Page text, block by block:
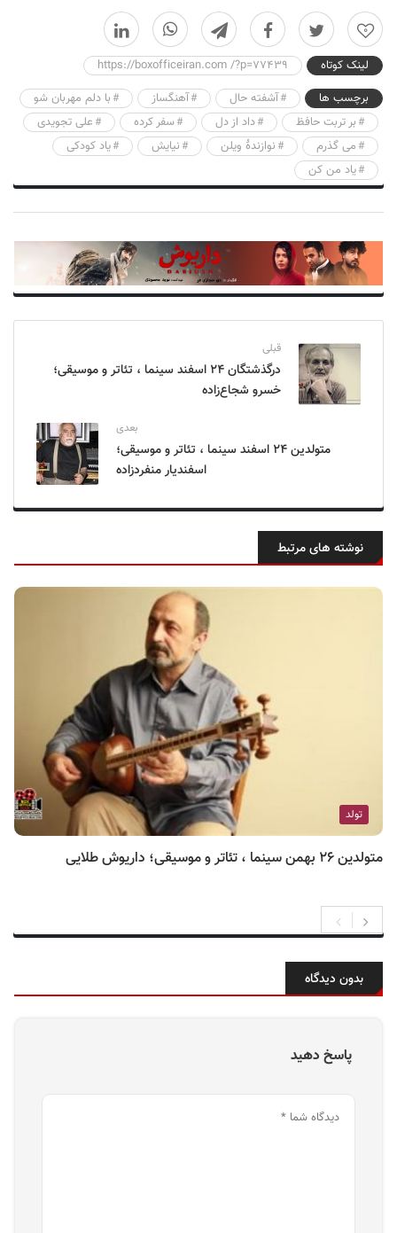
0
لینک کوتاه
https://boxofficeiran.com /?p=77439
برچسب ها
آشفته حال آهنگساز
با دلم مهربان شو
بر تربت حافظ
داد از دل سفر کرده
علی تجویدی
می گذرم
نوازندهٔ ویلن نیایش
یاد کودکی
یاد من کن
قبلی
درگذشتگان ۲۴ اسفند سینما ، تئاتر و موسیقی؛
خسرو شجاع‌زاده
بعدی
متولدین ۲۴ اسفند سینما ، تئاتر و موسیقی؛
اسفندیار منفردزاده
نوشته های مرتبط
تولد
متولدین ۲۶ بهمن سینما ، تئاتر و موسیقی؛ داریوش طلایی
بدون دیدگاه
پاسخ دهید